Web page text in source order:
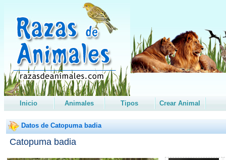
Inicio Animales Tipos Crear Animal
Datos de Catopuma badia
Catopuma badia